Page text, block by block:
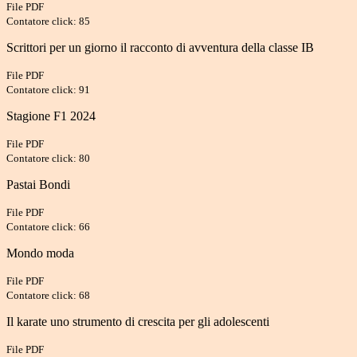
File PDF
Contatore click: 85
Scrittori per un giorno il racconto di avventura della classe IB
File PDF
Contatore click: 91
Stagione F1 2024
File PDF
Contatore click: 80
Pastai Bondi
File PDF
Contatore click: 66
Mondo moda
File PDF
Contatore click: 68
Il karate uno strumento di crescita per gli adolescenti
File PDF